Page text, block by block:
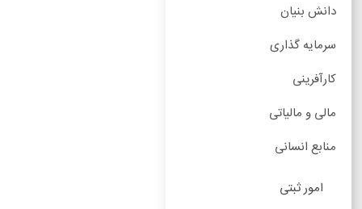
دانش بنیان
سرمایه گذاری
کارآفرینی
مالی و مالیاتی
منابع انسانی
امور ثبتی